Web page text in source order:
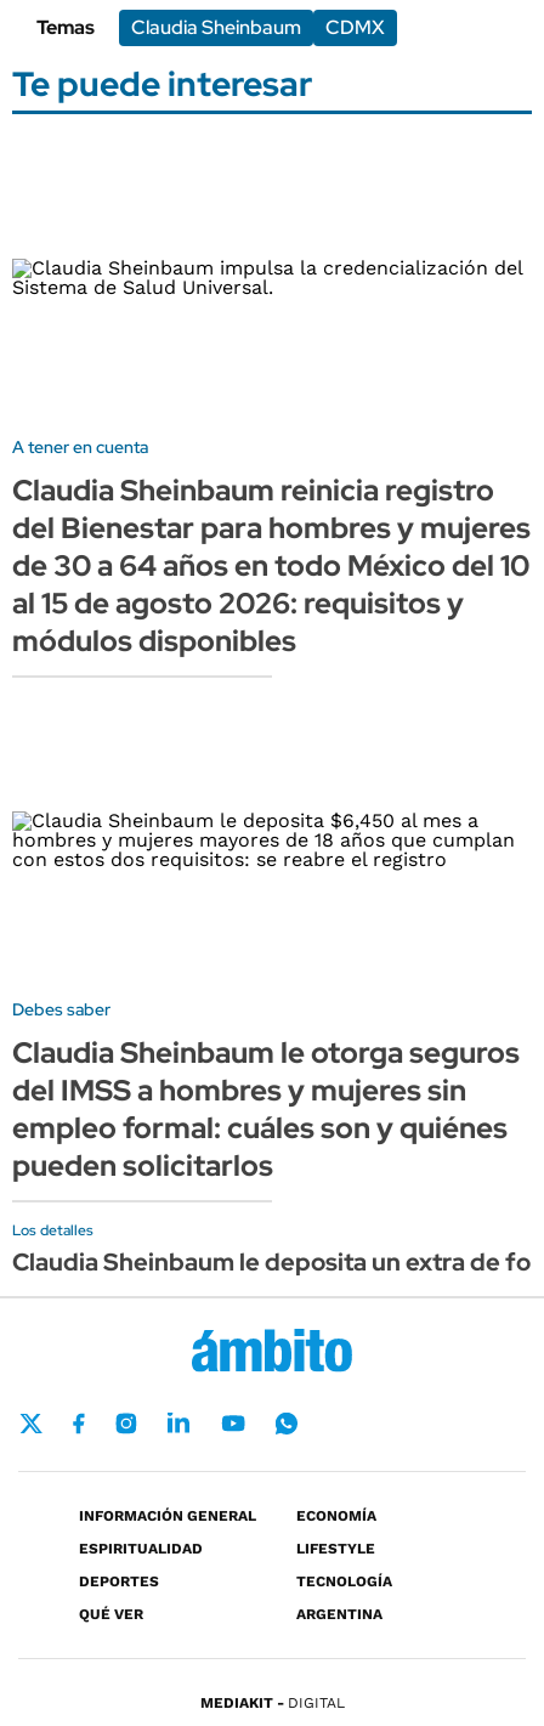
Temas Claudia Sheinbaum CDMX
Te puede interesar
A tener en cuenta
Claudia Sheinbaum reinicia registro
del Bienestar para hombres y mujeres
de 30 a 64 años en todo México del 10
al 15 de agosto 2026: requisitos y
módulos disponibles
Debes saber
Claudia Sheinbaum le otorga seguros
del IMSS a hombres y mujeres sin
empleo formal: cuáles son y quiénes
pueden solicitarlos
Los detalles
Claudia Sheinbaum le deposita un extra de
INFORMACIÓN GENERAL
ECONOMÍA
ESPIRITUALIDAD
LIFESTYLE
DEPORTES
TECNOLOGÍA
QUÉ VER
ARGENTINA
MEDIAKIT DIGITAL